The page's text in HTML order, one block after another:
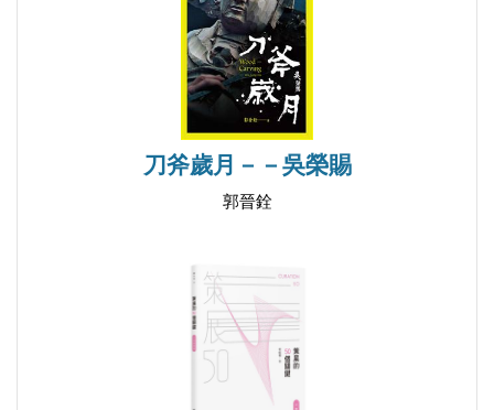
第四節 文字的有意義與無意義
結語 模稜兩可的工程師
刀斧歲月－－吳榮賜
郭晉銓